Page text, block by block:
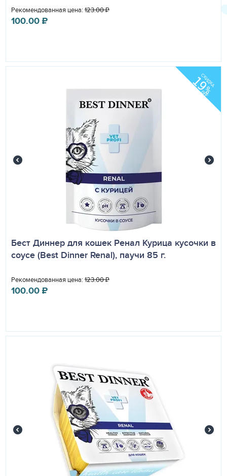
Рекомендованная цена: 123.00₽
100.00₽
СКИДКА
19
%
OFF
Бест Диннер для кошек Ренал Курица кусочки в
соусе (Best Dinner Renal), паучи 85 г.
Рекомендованная цена: 123.00₽
100.00₽